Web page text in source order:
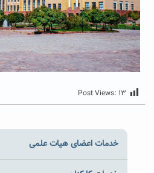
Post Views: ۱۳
خدمات اعضای هیات علمی